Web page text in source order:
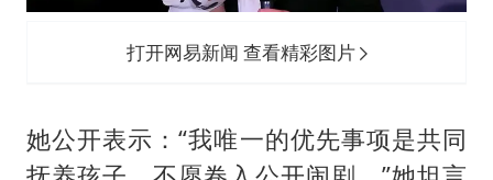
打开网易新闻 查看精彩图片
她公开表示：“我唯一的优先事项是共同